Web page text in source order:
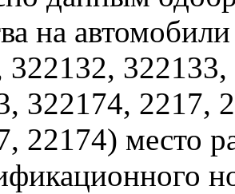
на
322132,
322174, 2217,
22174) место